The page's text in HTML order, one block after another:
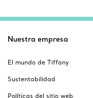
Nuestra empresa
El mundo de Tiffany
Sustentabilidad
Políticas del sitio web